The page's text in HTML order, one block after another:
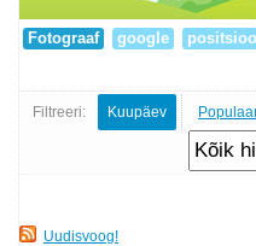
Fotograaf google
Filtreeri: Kuupäev
Uudisvoog!